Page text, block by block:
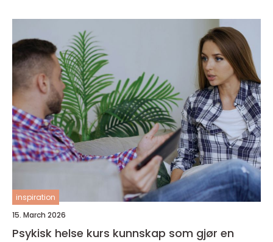
inspiration
15. March 2026
Psykisk helse kurs kunnskap som gjør en